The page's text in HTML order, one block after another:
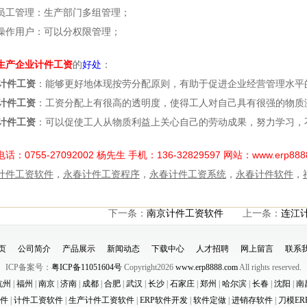
管理：生产部门多组管理；
用户：可以分权限管理；
产企业计件工资的好处 ：
件工资 ：能够更好地体现按劳分配原则，有助于促进企业经营管理水
件工资 ：工资分配上有很高的透明度，使得工人对自己具有很强的物
件工资 ：可以促使工人从物质利益上关心自己的劳动成果，努力学习
话：0755-27092002 杨先生 手机：136-32829597 网站：
件工资软件 ， 永春计件工资程序 ， 永春计件工资系统 ， 永春计件软件 ，
下一条： 南京计件工资软件 上一条： 连江
公司简介 产品展示 新闻动态 下载中心 人才招聘 网上留言
联系
ICP备案号： 粤ICP备11051604号 Copyright2026 www.erp8888.comAll rights reserved.
州
福州 南京 济南 成都 合肥 武汉 长沙 石家庄 郑州 哈尔滨 长春 沈阳
南
计件工资软件 生产计件工资软件 ERP软件开发 软件定做 进销存软件 刀模